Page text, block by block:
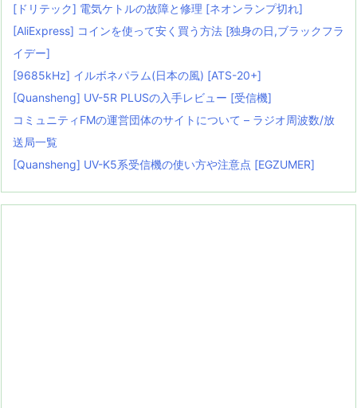
[ドリテック] 電気ケトルの故障と修理 [ネオンランプ切れ]
[AliExpress] コインを使って安く買う方法 [独身の日,ブラックフラ
イデー]
[9685kHz] イルボネパラム(日本の風) [ATS-20+]
[Quansheng] UV-5R PLUSの入手レビュー [受信機]
コミュニティFMの運営団体のサイトについて – ラジオ周波数/放
送局一覧
[Quansheng] UV-K5系受信機の使い方や注意点 [EGZUMER]